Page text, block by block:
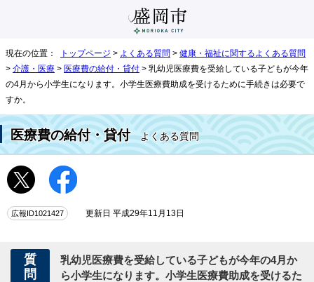
現在の位置： トップページ > よくある質問 > 健康・福祉に関するよくある質問
> 介護・医療 > 医療費の給付・貸付 > 乳幼児医療費を受給している子どもが今年
の4月から小学生になります。小学生医療費助成を受けるために手続きは必要で
すか。
医療費の給付・貸付よくある質問
広報ID1021427 更新日 平成29年11月13日
質
問
乳幼児医療費を受給している子どもが今年の4月か
ら小学生になります。小学生医療費助成を受けるた